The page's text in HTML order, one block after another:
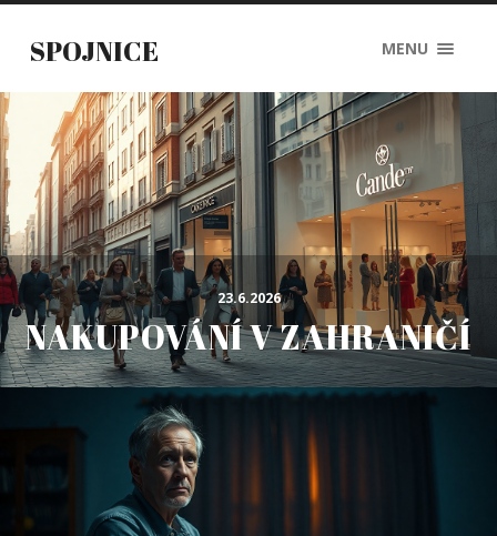
SPOJNICE MENU
23.6.2026
NAKUPOVÁNÍ V ZAHRANIČÍ